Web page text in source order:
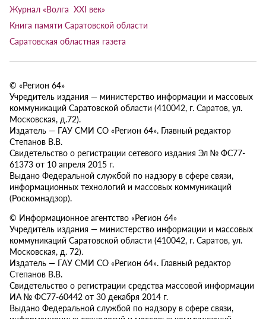
Журнал «Волга XXI век»
Книга памяти Саратовской области
Саратовская областная газета
© «Регион 64»
Учредитель издания — министерство информации и массовых
коммуникаций Саратовской области (410042, г. Саратов, ул.
Московская, д.72).
Издатель — ГАУ СМИ СО «Регион 64». Главный редактор
Степанов В.В.
Свидетельство о регистрации сетевого издания Эл № ФС77-
61373 от 10 апреля 2015 г.
Выдано Федеральной службой по надзору в сфере связи,
информационных технологий и массовых коммуникаций
(Роскомнадзор).
© Информационное агентство «Регион 64»
Учредитель издания — министерство информации и массовых
коммуникаций Саратовской области (410042, г. Саратов, ул.
Московская, д. 72).
Издатель — ГАУ СМИ СО «Регион 64». Главный редактор
Степанов В.В.
Свидетельство о регистрации средства массовой информации
ИА № ФС77-60442 от 30 декабря 2014 г.
Выдано Федеральной службой по надзору в сфере связи,